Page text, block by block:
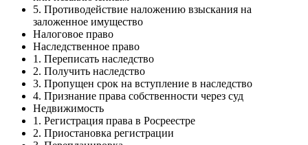
5. Противодействие наложению взыскания на
заложенное имущество
Налоговое право
Наследственное право
1. Переписать наследство
2. Получить наследство
3. Пропущен срок на вступление в наследство
4. Признание права собственности через суд
Недвижимость
1. Регистрация права в Росреестре
2. Приостановка регистрации